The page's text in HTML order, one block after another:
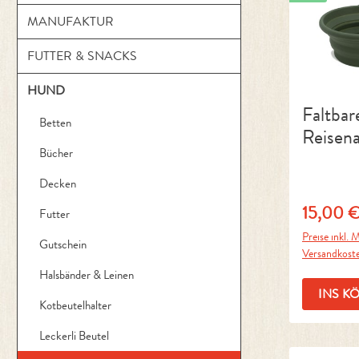
MANUFAKTUR
FUTTER & SNACKS
HUND
Betten
Bücher
Decken
Futter
Gutschein
Halsbänder & Leinen
Kotbeutelhalter
Leckerli Beutel
Regulärer
15,00
Preise inkl.
INS